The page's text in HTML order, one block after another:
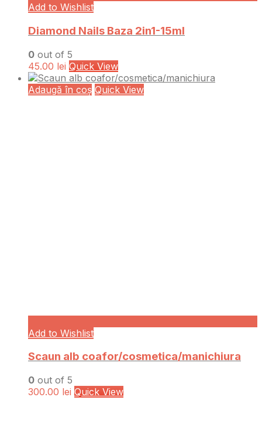
Add to Wishlist
Diamond Nails Baza 2in1-15ml
0 out of 5
45.00 lei Quick View
Adaugă în coș Quick View
Add to Wishlist
Scaun alb coafor/cosmetica/manichiura
0 out of 5
300.00 lei Quick View